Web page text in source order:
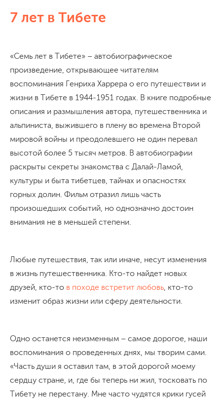
7 лет в Тибете
«Семь лет в Тибете» – автобиографическое
произведение, открывающее читателям
воспоминания Генриха Харрера о его путешествии и
жизни в Тибете в 1944-1951 годах. В книге подробные
описания и размышления автора, путешественника и
альпиниста, выжившего в плену во времена Второй
мировой войны и преодолевшего не один перевал
высотой более 5 тысяч метров. В автобиографии
раскрыты секреты знакомства с Далай-Ламой,
культуры и быта тибетцев, тайнах и опасностях
горных долин. Фильм отразил лишь часть
произошедших событий, но однозначно достоин
внимания не в меньшей степени.
Любые путешествия, так или иначе, несут изменения
в жизнь путешественника. Кто-то найдет новых
друзей, кто-то в походе встретит любовь, кто-то
изменит образ жизни или сферу деятельности.
Одно останется неизменным – самое дорогое, наши
воспоминания о проведенных днях, мы творим сами.
«Часть души я оставил там, в этой дорогой моему
сердцу стране, и, где бы теперь ни жил, тосковать по
Тибету не перестану. Мне часто чудятся крики гусей